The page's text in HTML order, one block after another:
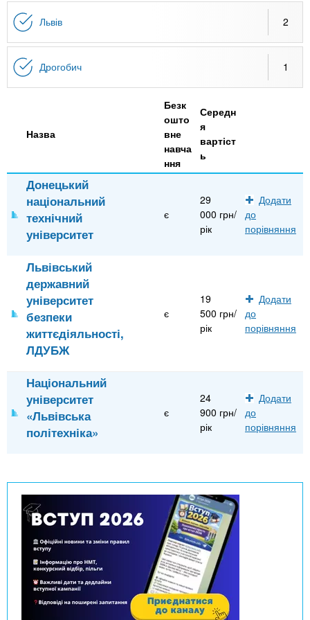
n
t
s
i
n
o
з
к
Онлайн курси
За кордоном
Львів 2
Дрогобич 1
Назва
Безк
ошто
вне
навча
ння
Середн
я
вартіст
ь
Донецький
національний
технічний
університет
є
29
000 грн/
рік
Додати
до
порівняння
Львівський
державний
університет
безпеки
життєдіяльності,
ЛДУБЖ
є
19
500 грн/
рік
Додати
до
порівняння
Національний
університет
«Львівська
політехніка»
є
24
900 грн/
рік
Додати
до
порівняння